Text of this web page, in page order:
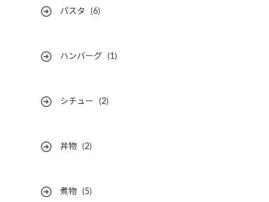
パスタ (6)
ハンバーグ (1)
シチュー (2)
丼物 (2)
煮物 (5)